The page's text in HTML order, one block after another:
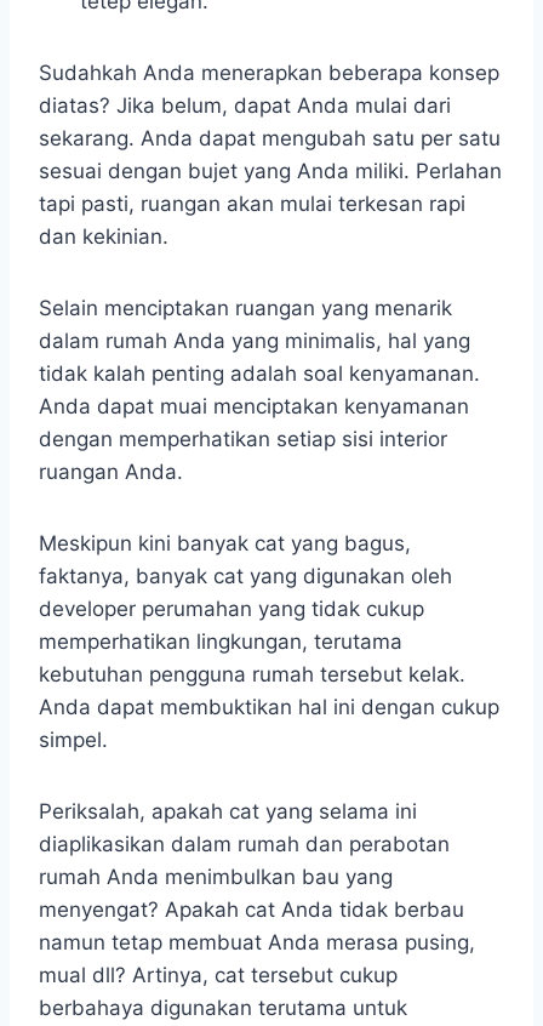
Sudahkah Anda menerapkan beberapa konsep
diatas? Jika belum, dapat Anda mulai dari
sekarang. Anda dapat mengubah satu per satu
sesuai dengan bujet yang Anda miliki. Perlahan
tapi pasti, ruangan akan mulai terkesan rapi
dan kekinian.
Selain menciptakan ruangan yang menarik
dalam rumah Anda yang minimalis, hal yang
tidak kalah penting adalah soal kenyamanan.
Anda dapat muai menciptakan kenyamanan
dengan memperhatikan setiap sisi interior
ruangan Anda.
Meskipun kini banyak cat yang bagus,
faktanya, banyak cat yang digunakan oleh
developer perumahan yang tidak cukup
memperhatikan lingkungan, terutama
kebutuhan pengguna rumah tersebut kelak.
Anda dapat membuktikan hal ini dengan cukup
simpel.
Periksalah, apakah cat yang selama ini
diaplikasikan dalam rumah dan perabotan
rumah Anda menimbulkan bau yang
menyengat? Apakah cat Anda tidak berbau
namun tetap membuat Anda merasa pusing,
mual dll? Artinya, cat tersebut cukup
berbahaya digunakan terutama untuk